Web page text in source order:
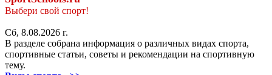
Выбери свой спорт!
Сб, 8.08.2026 г.
В разделе собрана информация о различных видах спорта,
спортивные статьи, советы и рекомендации на спортивную
тему.